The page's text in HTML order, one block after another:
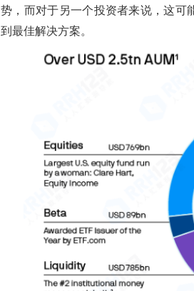
势，而对于另一个投资者来说，这可
到最佳解决方案。